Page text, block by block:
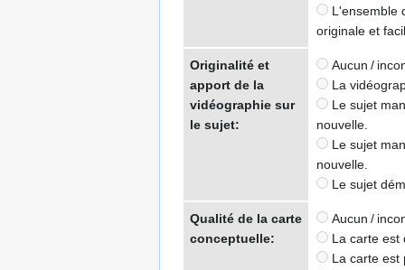
L'ensemble
originale et
Originalité et
apport de la
vidéographie sur
le sujet:
Aucun /
La
Le sujet
nouvelle.
Le sujet
nouvelle.
Le sujet
Qualité de la carte
conceptuelle:
Aucun /
La carte est
La carte est